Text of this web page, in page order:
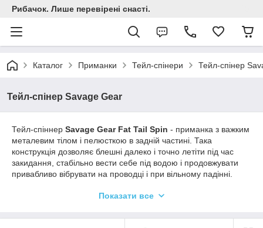
Рибачок. Лише перевірені снасті.
Каталог Приманки Тейл-спінери Тейл-спінер
Тейл-спінер Savage Gear
Тейл-спіннер Savage Gear Fat Tail Spin - приманка з важким
металевим тілом і пелюсткою в задній частині. Така
конструкція дозволяє блешні далеко і точно летіти під час
закидання, стабільно вести себе під водою і продовжувати
привабливо вібрувати на проводці і при вільному падінні.
потужну вібрацію і відблиски, які приваблюють рибу з великої
Показати все